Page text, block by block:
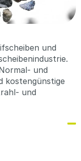
und
und
kostengünstige
und